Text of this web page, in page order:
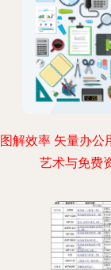
图解效率 矢量办公
艺术与免费